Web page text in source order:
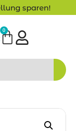
sparen!
0